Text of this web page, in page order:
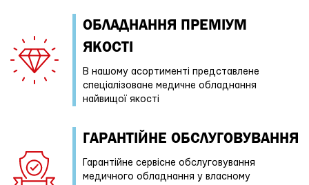
ОБЛАДНАННЯ ПРЕМІУМ
ЯКОСТІ
В нашому асортименті представлене
спеціалізоване медичне обладнання
найвищої якості
ГАРАНТІЙНE ОБСЛУГОВУВАННЯ
Гарантійне сервісне обслуговування
медичного обладнання у власному